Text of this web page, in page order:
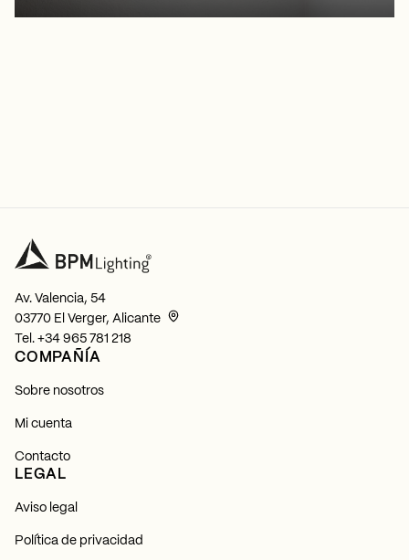
Av. Valencia, 54
03770 El Verger, Alicante
Tel. +34 965 781 218
COMPAÑÍA
Sobre nosotros
Mi cuenta
Contacto
LEGAL
Aviso legal
Política de privacidad